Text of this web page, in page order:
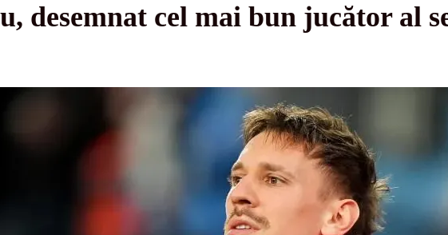
desemnat cel mai bun jucător al